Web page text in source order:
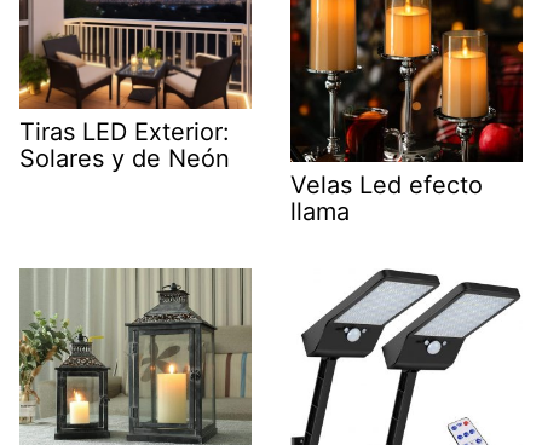
Tiras LED Exterior:
Solares y de Neón
Velas Led efecto
llama